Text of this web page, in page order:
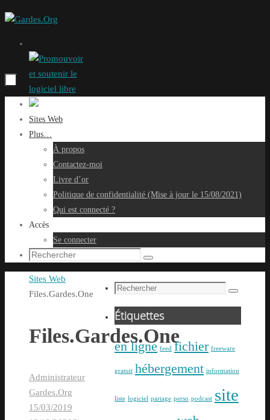
Passer
Passer
contenu
Sites Web
Plus…
À propos
Contactez-moi
Livre d’or
Politique de confidentialité (Mise à jour le 15/08/2021)
Qui est connecté ?
Accès
Se connecter
Recherche
:
Rechercher
Accueil
Sites Web
Files.Gardes.One
Files.Gardes.One
Administrateur
Gardes.Org
15/03/2019
Recherche
Étiquettes
en ligne feed fichier freeware
gratuit hébergement information
liste logiciel partage perso podcast site